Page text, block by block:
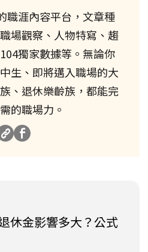
職涯內容平台，文章種
場觀察、人物特寫、趨
獨家數據等。無論你
生、即將邁入職場的大
、退休樂齡族，都能完
的職場力。
休金影響多大？公式